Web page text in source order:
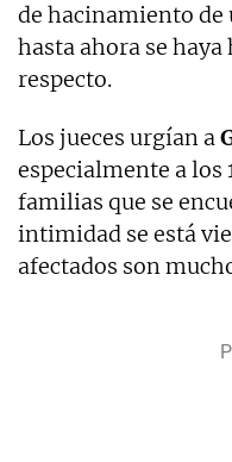
de hacinamiento de
hasta ahora se haya
respecto.
Los jueces urgían a
especialmente a los
familias que se
intimidad se está
afectados son